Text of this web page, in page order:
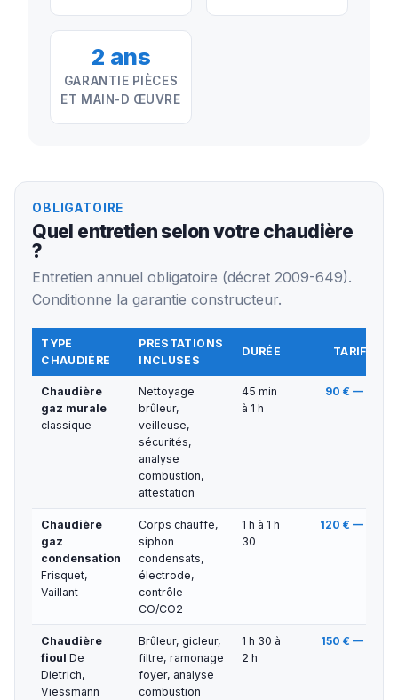
2 ans
GARANTIE PIÈCES
ET MAIN-D ŒUVRE
OBLIGATOIRE
Quel entretien selon votre chaudière
?
Entretien annuel obligatoire (décret 2009-649).
Conditionne la garantie constructeur.
TYPE
CHAUDIÈRE
PRESTATIONS
INCLUSES
DURÉE TARIF TTC
Chaudière
gaz murale
classique
Nettoyage
brûleur,
veilleuse,
sécurités,
analyse
combustion,
attestation
45 min
à 1 h
90 € — 130 €
Chaudière
gaz
condensation
Frisquet,
Vaillant
Corps chauffe,
siphon
condensats,
électrode,
contrôle
CO/CO2
1 h à 1 h
30
120 € — 160 €
Chaudière
fioul De
Dietrich,
Viessmann
Brûleur, gicleur,
filtre, ramonage
foyer, analyse
combustion
1 h 30 à
2 h
150 € — 180 €